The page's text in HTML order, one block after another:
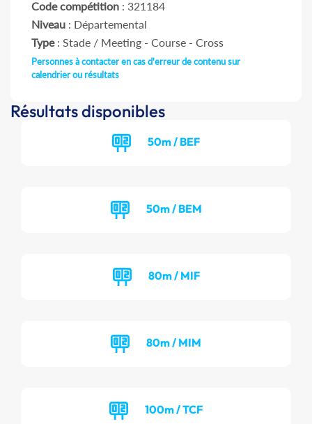
Code compétition : 321184
Niveau : Départemental
Type: Stade / Meeting - Course - Cross
Personnes à contacter en cas d'erreur de contenu sur
calendrier ou résultats
Résultats disponibles
50m / BEF
50m / BEM
80m / MIF
80m / MIM
100m / TCF